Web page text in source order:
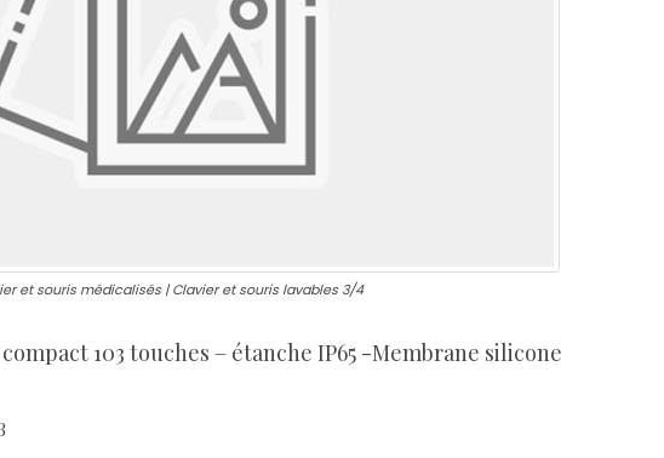
et souris médicalisés | Clavier et souris lavables 3/4
103 touches – étanche IP65 -Membrane silicone